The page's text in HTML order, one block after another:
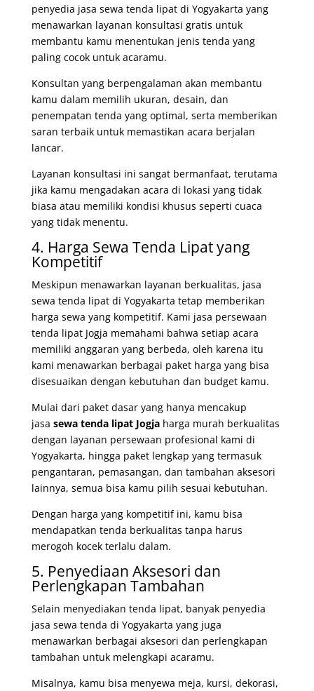
penyedia jasa sewa tenda lipat di Yogyakarta yang
menawarkan layanan konsultasi gratis untuk
membantu kamu menentukan jenis tenda yang
paling cocok untuk acaramu.
Konsultan yang berpengalaman akan membantu
kamu dalam memilih ukuran, desain, dan
penempatan tenda yang optimal, serta memberikan
saran terbaik untuk memastikan acara berjalan
lancar.
Layanan konsultasi ini sangat bermanfaat, terutama
jika kamu mengadakan acara di lokasi yang tidak
biasa atau memiliki kondisi khusus seperti cuaca
yang tidak menentu.
4. Harga Sewa Tenda Lipat yang
Kompetitif
Meskipun menawarkan layanan berkualitas, jasa
sewa tenda lipat di Yogyakarta tetap memberikan
harga sewa yang kompetitif. Kami jasa persewaan
tenda lipat Jogja memahami bahwa setiap acara
memiliki anggaran yang berbeda, oleh karena itu
kami menawarkan berbagai paket harga yang bisa
disesuaikan dengan kebutuhan dan budget kamu.
Mulai dari paket dasar yang hanya mencakup
jasa sewa tenda lipat Jogjaharga murah berkualitas
dengan layanan persewaan profesional kami di
Yogyakarta, hingga paket lengkap yang termasuk
pengantaran, pemasangan, dan tambahan aksesori
lainnya, semua bisa kamu pilih sesuai kebutuhan.
Dengan harga yang kompetitif ini, kamu bisa
mendapatkan tenda berkualitas tanpa harus
merogoh kocek terlalu dalam.
5. Penyediaan Aksesori dan
Perlengkapan Tambahan
Selain menyediakan tenda lipat, banyak penyedia
jasa sewa tenda di Yogyakarta yang juga
menawarkan berbagai aksesori dan perlengkapan
tambahan untuk melengkapi acaramu.
Misalnya, kamu bisa menyewa meja, kursi, dekorasi,